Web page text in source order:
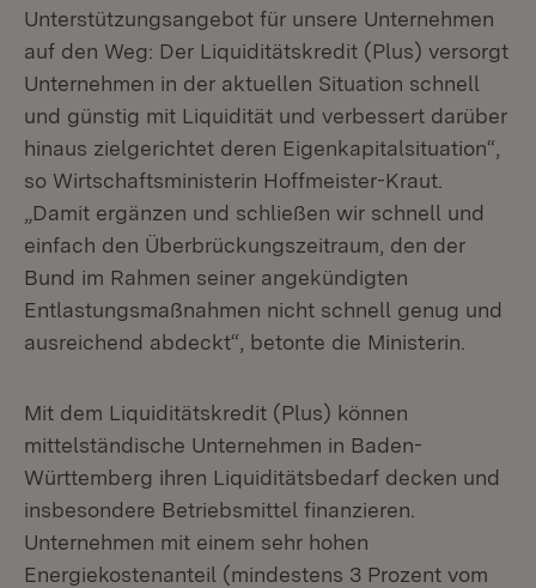
Unterstützungsangebot für unsere Unternehmen
auf den Weg: Der Liquiditätskredit (Plus) versorgt
Unternehmen in der aktuellen Situation schnell
und günstig mit Liquidität und verbessert darüber
hinaus zielgerichtet deren Eigenkapitalsituation“,
so Wirtschaftsministerin Hoffmeister-Kraut.
„Damit ergänzen und schließen wir schnell und
einfach den Überbrückungszeitraum, den der
Bund im Rahmen seiner angekündigten
Entlastungsmaßnahmen nicht schnell genug und
ausreichend abdeckt“, betonte die Ministerin.
Mit dem Liquiditätskredit (Plus) können
mittelständische Unternehmen in Baden-
Württemberg ihren Liquiditätsbedarf decken und
insbesondere Betriebsmittel finanzieren.
Unternehmen mit einem sehr hohen
Energiekostenanteil (mindestens 3 Prozent vom